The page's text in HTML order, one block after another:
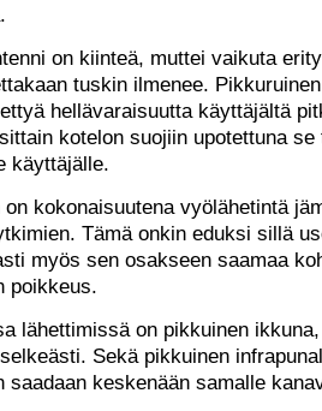
on kiinteä, muttei vaikuta
tuskin ilmenee.
hellävaraisuutta käyttäjältä
kotelon suojiin upotettuna
käyttäjälle.
on kokonaisuutena vyölähetintä
Tämä onkin eduksi sillä
myös sen osakseen saamaa
poikkeus.
lähettimissä on pikkuinen
Sekä pikkuinen
saadaan keskenään samalle